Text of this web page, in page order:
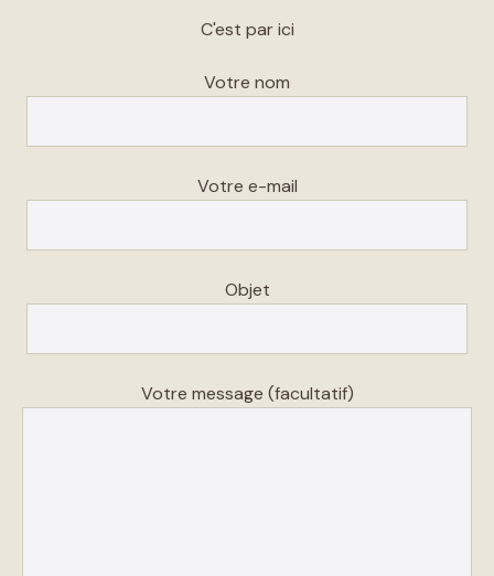
C'est par ici
Votre nom
Votre e-mail
Objet
Votre message (facultatif)